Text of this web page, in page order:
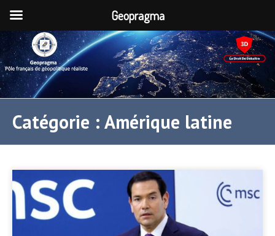
Catégorie : Amérique latine
Geopragma